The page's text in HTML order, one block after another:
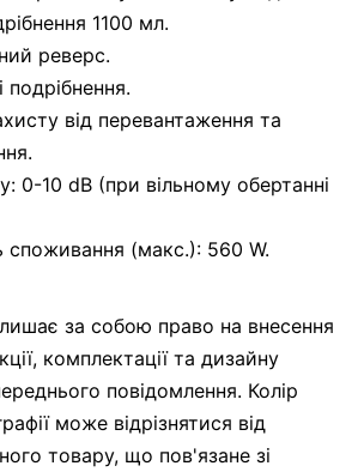
1100 мл.
реверс.
подрібнення.
від перевантаження та
0-10 dB (при вільному обертанні
споживання (макс.): 560 W.
за собою право на внесення
комплектації та дизайну
повідомлення. Колір
може відрізнятися від
товару, що пов'язане зі